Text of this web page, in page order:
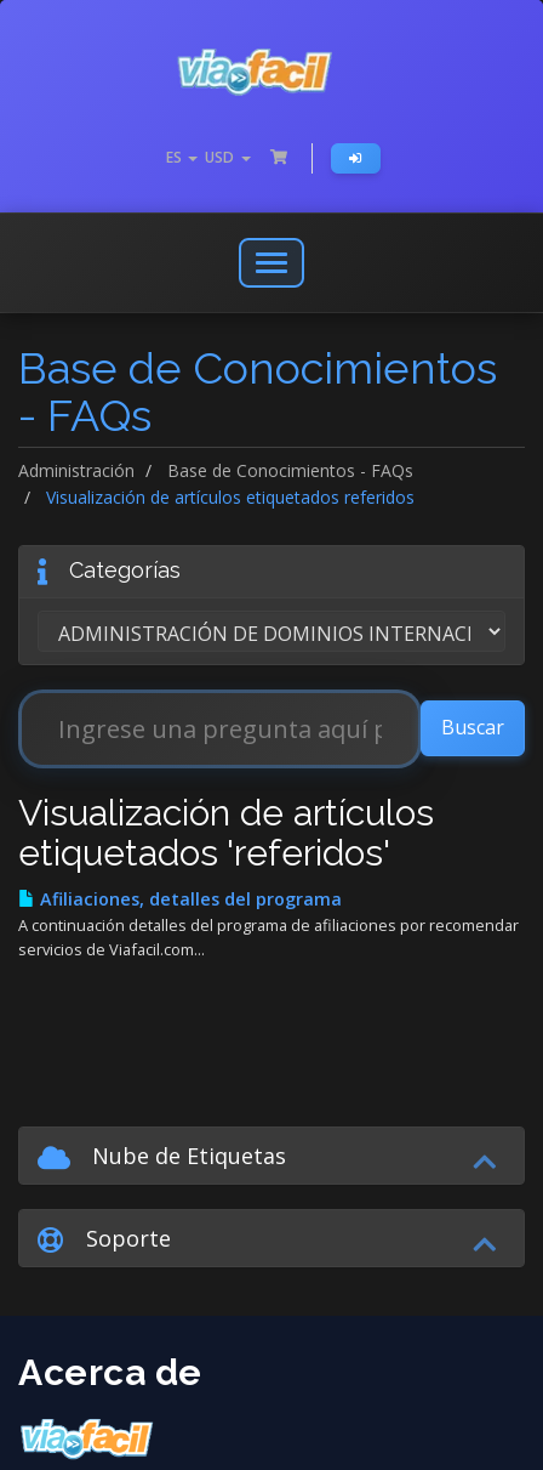
ES USD
Abrir
o
menú
de
Base de Conocimientos
- FAQs
Administración
Base de Conocimientos - FAQs
Visualización de artículos etiquetados referidos
Categorías
Visualización de artículos
etiquetados 'referidos'
Afiliaciones, detalles del programa
A continuación detalles del programa de afiliaciones por recomendar
servicios de Viafacil.com...
Nube de Etiquetas
Soporte
Acerca de